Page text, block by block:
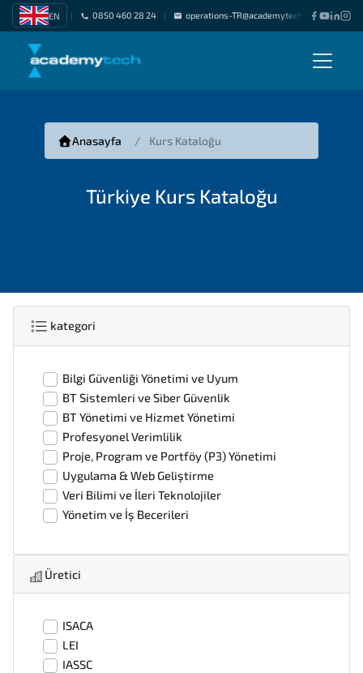
EN | 0850 460 28 24 | operations-TR@academytech.com |
Anasayfa Kurs Kataloğu
Türkiye Kurs Kataloğu
kategori
Bilgi Güvenliği Yönetimi ve Uyum
BT Sistemleri ve Siber Güvenlik
BT Yönetimi ve Hizmet Yönetimi
Profesyonel Verimlilik
Proje, Program ve Portföy (P3) Yönetimi
Uygulama & Web Geliştirme
Veri Bilimi ve İleri Teknolojiler
Yönetim ve İş Becerileri
Üretici
ISACA
LEI
IASSC